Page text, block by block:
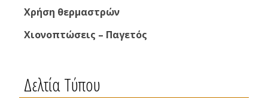
Χρήση θερμαστρών
Χιονοπτώσεις – Παγετός
Δελτία Τύπου